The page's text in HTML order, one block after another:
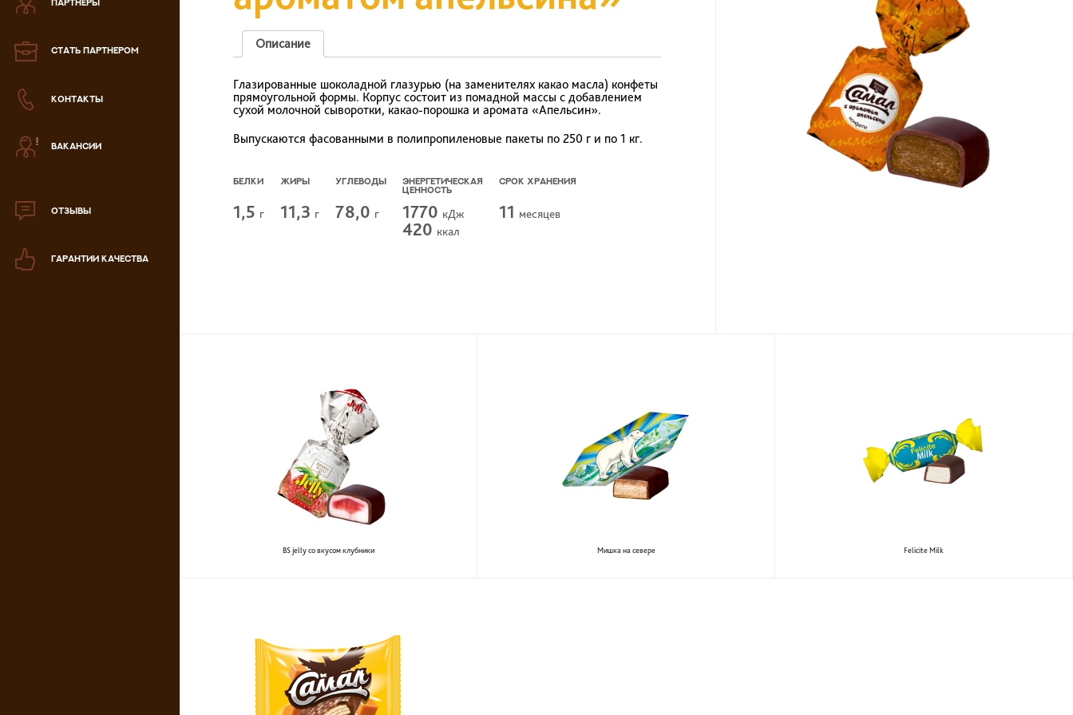
ПАРТНЕРЫ
СТАТЬ ПАРТНЕРОМ
КОНТАКТЫ
ВАКАНСИИ
ОТЗЫВЫ
ГАРАНТИИ КАЧЕСТВА
паста
продукции
РФ
Описание
Глазированные шоколадной глазурью (на заменителях какао масла) конфеты
прямоугольной формы. Корпус состоит из помадной массы с добавлением
сухой молочной сыворотки, какао-порошка и аромата «Апельсин».
Выпускаются фасованными в полипропиленовые пакеты по 250 г и по 1 кг.
БЕЛКИ ЖИРЫ УГЛЕВОДЫ
ЭНЕРГЕТИЧЕСКАЯ
ЦЕННОСТЬ
СРОК ХРАНЕНИЯ
1,5 г 11,3 г 78,0 г 1770 кДж
420 ккал
11 месяцев
BS jelly со вкусом клубники Мишка на севере Felicite Milk